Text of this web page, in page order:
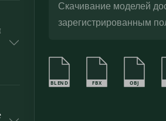
Скачивание моделей
зарегистрированным
BLEND FBX OBJ